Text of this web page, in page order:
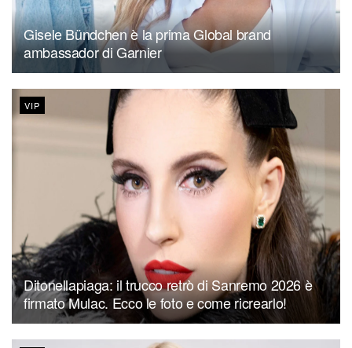
Gisele Bündchen è la prima Global brand
ambassador di Garnier
VIP
Ditonellapiaga: il trucco retrò di Sanremo 2026 è
firmato Mulac. Ecco le foto e come ricrearlo!